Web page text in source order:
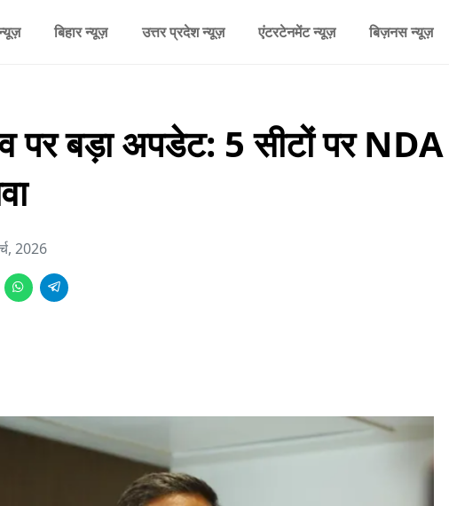
बिहार न्यूज़ उत्तर प्रदेश न्यूज़ एंटरटेनमेंट न्यूज़ बिज़नस न्यूज़
पर बड़ा अपडेट: 5 सीटों पर NDA
2026